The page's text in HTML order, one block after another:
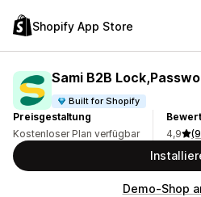
Shopify App Store
Sami B2B
Built for Shopify
Preisgestaltung
Kostenloser Plan verfügbar
4,9
Demo-Shop